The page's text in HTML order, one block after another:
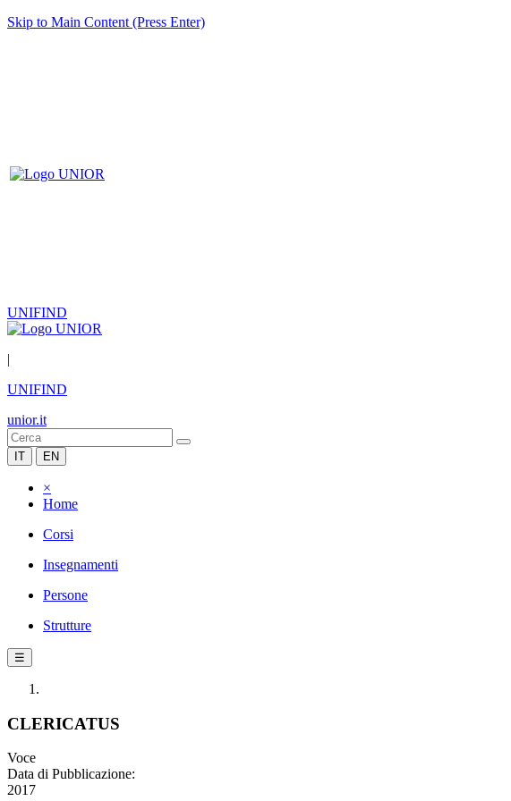
Skip to Main Content (Press Enter)
UNIFIND
|
UNIFIND
unior.it
IT EN
×
Home
Corsi
Insegnamenti
Persone
Strutture
☰
CLERICATUS
Voce
Data di Pubblicazione:
2017